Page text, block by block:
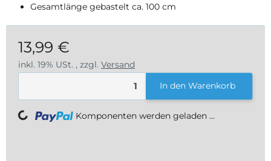
Gesamtlänge gebastelt ca. 100 cm
13,99 €
inkl. 19% USt. , zzgl. Versand
In den Warenkorb
Loading... Komponenten werden geladen ...